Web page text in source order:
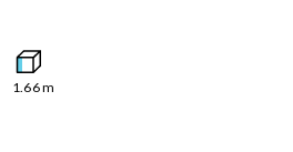
1.66m